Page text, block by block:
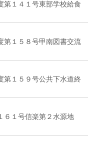
第１４１号東部学校給食
第１５８号甲南図書交流
第１５９号公共下水道終
６１号信楽第２水源地